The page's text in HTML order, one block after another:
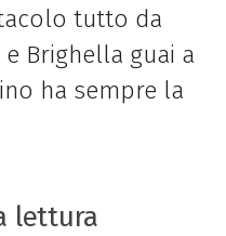
tutto da
Brighella guai a
ha sempre la
lettura